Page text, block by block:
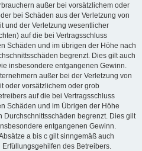
außer bei vorsätzlichem oder
bei Schäden aus der Verletzung von
und der Verletzung wesentlicher
auf die bei Vertragsschluss
Schäden und im übrigen der Höhe nach
begrenzt. Dies gilt auch
insbesondere entgangenen Gewinn.
außer bei der Verletzung von
oder vorsätzlichem oder grob
auf die bei Vertragsschluss
Schäden und im Übrigen der Höhe
Durchschnittsschäden begrenzt. Dies gilt
entgangenen Gewinn.
a bis c gilt sinngemäß auch
des Betreibers.